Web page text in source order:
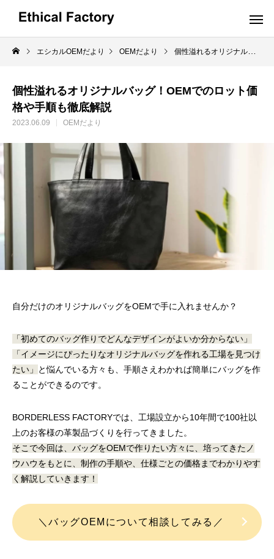
革小物OEMの小ロット生産でオリジナル製
品を実現するポイントと費用解説
ショルダーバッグ
OEM:コスト削減の
2024.09.19
デシュ生産の強み
2025.07.11
イード文化とは
エシカルOEMだより OEMだより 個性溢れるオリジナルバッグ！OEMでのロット価格や手順も徹底解説
個性溢れるオリジナルバッグ！OEMでのロット価
格や手順も徹底解説
2023.06.09 OEMだより
自分だけのオリジナルバッグをOEMで手に入れませんか？
「初めてのバッグ作りでどんなデザインがよいか分からない」
「イメージにぴったりなオリジナルバッグを作れる工場を見つけ
たい」
と悩んでいる方々も、 手順さえわかれば簡単にバッグを作
ることができるのです。
BORDERLESS FACTORYでは、工場設立から10年間で100社以
上のお客様の革製品づくりを行ってきました。
そこで今回は、バッグをOEMで作りたい方々に、培ってきたノ
ウハウをもとに、制作の手順や、仕様ごとの価格までわかりやす
く解説していきます！
＼バッグOEMについて相談してみる／